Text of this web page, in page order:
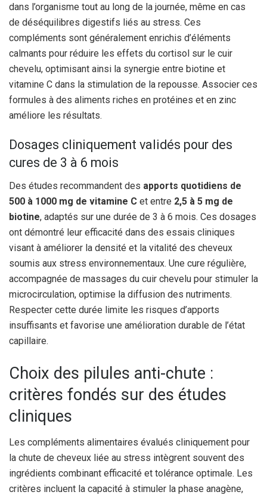
dans l’organisme tout au long de la journée, même en cas
de déséquilibres digestifs liés au stress. Ces
compléments sont généralement enrichis d’éléments
calmants pour réduire les effets du cortisol sur le cuir
chevelu, optimisant ainsi la synergie entre biotine et
vitamine C dans la stimulation de la repousse. Associer ces
formules à des aliments riches en protéines et en zinc
améliore les résultats.
Dosages cliniquement validés pour des
cures de 3 à 6 mois
Des études recommandent des apports quotidiens de
500 à 1000 mg de vitamine C et entre 2,5 à 5 mg de
biotine, adaptés sur une durée de 3 à 6 mois. Ces dosages
ont démontré leur efficacité dans des essais cliniques
visant à améliorer la densité et la vitalité des cheveux
soumis aux stress environnementaux. Une cure régulière,
accompagnée de massages du cuir chevelu pour stimuler la
microcirculation, optimise la diffusion des nutriments.
Respecter cette durée limite les risques d’apports
insuffisants et favorise une amélioration durable de l’état
capillaire.
Choix des pilules anti-chute :
critères fondés sur des études
cliniques
Les compléments alimentaires évalués cliniquement pour
la chute de cheveux liée au stress intègrent souvent des
ingrédients combinant efficacité et tolérance optimale. Les
critères incluent la capacité à stimuler la phase anagène,